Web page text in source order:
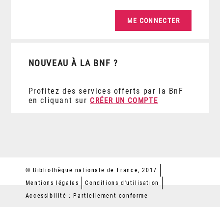
NOUVEAU À LA BNF ?
Profitez des services offerts par la BnF
en cliquant sur CRÉER UN COMPTE
© Bibliothèque nationale de France, 2017
Mentions légales
Conditions d'utilisation
Accessibilité : Partiellement conforme